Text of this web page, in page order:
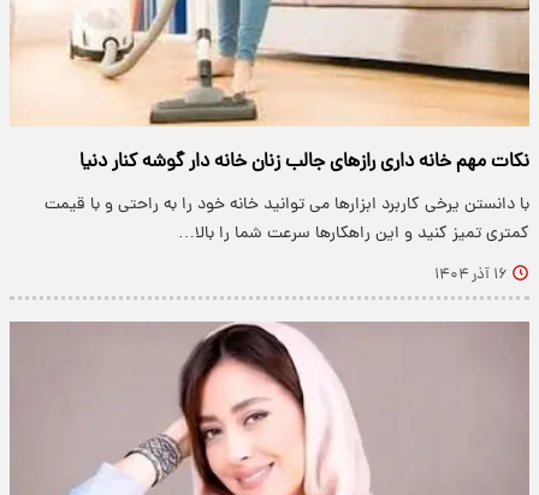
نکات مهم خانه داری رازهای جالب زنان خانه دار گوشه کنار دنیا
با دانستن یرخی کاربرد ابزارها می توانید خانه خود را به راحتی و با قیمت
کمتری تمیز کنید و این راهکارها سرعت شما را بالا…
۱۶ آذر ۱۴۰۴